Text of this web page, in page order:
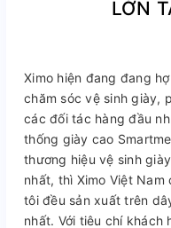
LỚN
Ximo hiện đang đang
chăm sóc vệ sinh giày,
các đối tác hàng đầu
thống giày cao
thương hiệu vệ sinh
nhất, thì Ximo Việt
tôi đều sản xuất trên
nhất. Với tiêu chí khách